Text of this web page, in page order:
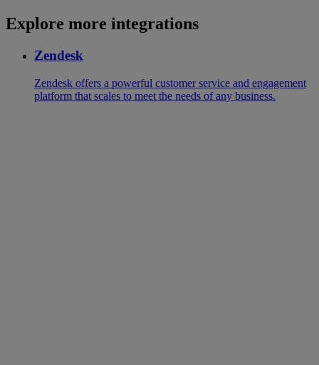
Explore more integrations
Zendesk
Zendesk offers a powerful customer service and engagement
platform that scales to meet the needs of any business.